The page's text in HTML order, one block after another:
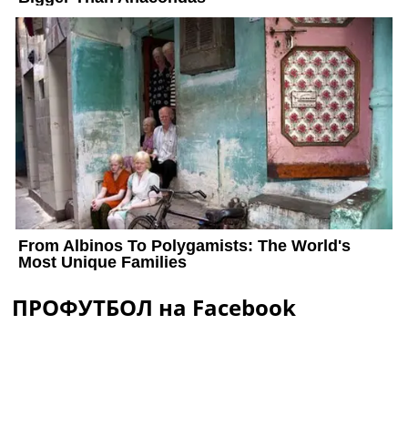
ПРОФУТБОЛ на Facebook